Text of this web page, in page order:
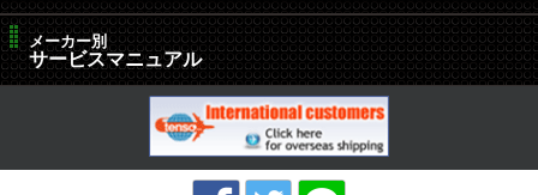
メーカー別
サービスマニュアル